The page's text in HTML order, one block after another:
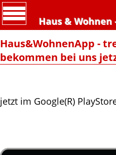
Haus &
Haus&WohnenApp -
bekommen bei uns
jetzt im Google(R)